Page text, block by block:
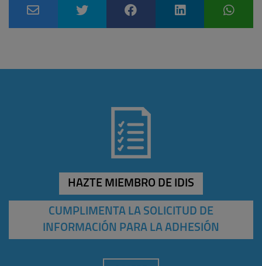
HAZTE MIEMBRO DE IDIS
CUMPLIMENTA LA SOLICITUD DE
INFORMACIÓN PARA LA ADHESIÓN